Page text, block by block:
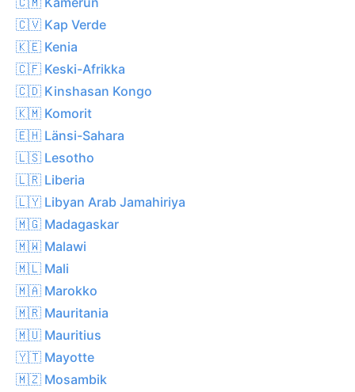
🇨🇻 Kap Verde
🇰🇪 Kenia
🇨🇫 Keski-Afrikka
🇨🇩 Kinshasan Kongo
🇰🇲 Komorit
🇪🇭 Länsi-Sahara
🇱🇸 Lesotho
🇱🇷 Liberia
🇱🇾 Libyan Arab Jamahiriya
🇲🇬 Madagaskar
🇲🇼 Malawi
🇲🇱 Mali
🇲🇦 Marokko
🇲🇷 Mauritania
🇲🇺 Mauritius
🇾🇹 Mayotte
🇲🇿 Mosambik